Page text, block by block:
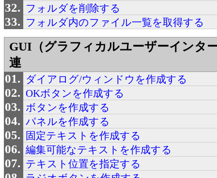
フォルダを削除する
フォルダ内のファイル一覧を取得する
GUI（グラフィカルユーザーインタ
連
ダイアログ/ウィンドウを作成する
OKボタンを作成する
ボタンを作成する
パネルを作成する
固定テキストを作成する
編集可能なテキストを作成する
テキスト位置を指定する